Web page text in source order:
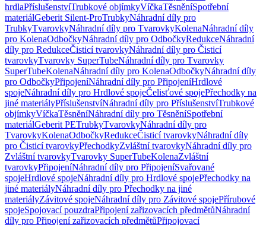
hrdlaPříslušenstvíTrubkové objímkyVíčkaTěsněníSpotřební
materiálGeberit Silent-ProTrubkyNáhradní díly pro
TrubkyTvarovkyNáhradní díly pro TvarovkyKolenaNáhradní díly
pro KolenaOdbočkyNáhradní díly pro OdbočkyRedukceNáhradní
díly pro RedukceČisticí tvarovkyNáhradní díly pro Čisticí
tvarovkyTvarovky SuperTubeNáhradní díly pro Tvarovky
SuperTubeKolenaNáhradní díly pro KolenaOdbočkyNáhradní díly
pro OdbočkyPřipojeníNáhradní díly pro PřipojeníHrdlové
spojeNáhradní díly pro Hrdlové spojeČelisťové spojePřechodky na
jiné materiályPříslušenstvíNáhradní díly pro PříslušenstvíTrubkové
objímkyVíčkaTěsněníNáhradní díly pro TěsněníSpotřební
materiálGeberit PETrubkyTvarovkyNáhradní díly pro
TvarovkyKolenaOdbočkyRedukceČisticí tvarovkyNáhradní díly
pro Čisticí tvarovkyPřechodkyZvláštní tvarovkyNáhradní díly pro
Zvláštní tvarovkyTvarovky SuperTubeKolenaZvláštní
tvarovkyPřipojeníNáhradní díly pro PřipojeníSvařované
spojeHrdlové spojeNáhradní díly pro Hrdlové spojePřechodky na
jiné materiályNáhradní díly pro Přechodky na jiné
materiályZávitové spojeNáhradní díly pro Závitové spojePřírubové
spojeSpojovací pouzdraPřipojení zařizovacích předmětůNáhradní
díly pro Připojení zařizovacích předmětůPřipojovací